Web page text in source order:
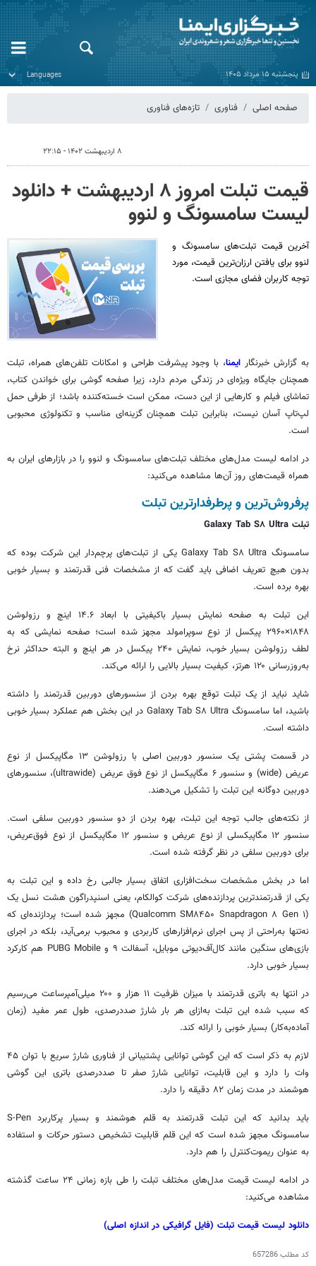
پنجشنبه ۱۵ مرداد ۱۴۰۵
صفحه اصلی فناوری تازه‌های فناوری
۸ اردیبهشت ۱۴۰۲ - ۲۲:۱۵
قیمت تبلت امروز ۸ اردیبهشت + دانلود
لیست سامسونگ و لنوو
آخرین قیمت تبلت‌های سامسونگ و
لنوو برای یافتن ارزان‌ترین قیمت، مورد
توجه کاربران فضای مجازی است.
به گزارش خبرنگار ایمنا، با وجود پیشرفت طراحی و امکانات تلفن‌های همراه، تبلت
همچنان جایگاه ویژه‌ای در زندگی مردم دارد، زیرا صفحه گوشی برای خواندن کتاب،
تماشای فیلم و کارهایی از این دست، ممکن است خسته‌کننده باشد؛ از طرفی حمل
لپ‌تاپ آسان نیست، بنابراین تبلت همچنان گزینه‌ای مناسب و تکنولوژی محبوبی
است.
در ادامه لیست مدل‌های مختلف تبلت‌های سامسونگ و لنوو را در بازارهای ایران به
همراه قیمت‌های روز آن‌ها مشاهده می‌کنید:
پرفروش‌ترین و پرطرفدارترین تبلت‌
تبلت Galaxy Tab S۸ Ultra
سامسونگ Galaxy Tab S۸ Ultra یکی از تبلت‌های پرچم‌دار این شرکت بوده که
بدون هیچ تعریف اضافی باید گفت که از مشخصات فنی قدرتمند و بسیار خوبی
بهره برده است.
این تبلت به صفحه نمایش بسیار باکیفیتی با ابعاد ۱۴.۶ اینچ و رزولوشن
۱۸۴۸×۲۹۶۰ پیکسل از نوع
سوپرامولد مجهز شده است؛ صفحه نمایشی که به
لطف رزولوشن بسیار خوب، نمایش ۲۴۰ پیکسل در هر اینچ و البته حداکثر نرخ
به‌روزرسانی ۱۲۰ هرتز، کیفیت بسیار بالایی را ارائه می‌کند.
شاید نباید از یک تبلت توقع بهره بردن از سنسورهای دوربین قدرتمند را داشته
باشید، اما سامسونگ Galaxy Tab S۸ Ultra در این بخش هم عملکرد بسیار خوبی
داشته است.
در قسمت پشتی یک سنسور دوربین اصلی با رزولوشن ۱۳ مگاپیکسل از نوع
عریض (wide) و سنسور ۶ مگاپیکسل از نوع فوق عریض (ultrawide)، سنسورهای
دوربین دوگانه این تبلت را تشکیل می‌دهند.
از نکته‌های جالب توجه این تبلت، بهره بردن از دو سنسور دوربین سلفی است.
سنسور ۱۲ مگاپیکسلی از نوع عریض و سنسور ۱۲ مگاپیکسل از نوع فوق‌عریض،
برای دوربین سلفی در نظر گرفته شده است.
اما در بخش مشخصات سخت‌افزاری اتفاق بسیار جالبی رخ داده و این تبلت به
یکی از قدرتمندترین پردازنده‌های شرکت کوالکام، یعنی اسنپدراگونهشت نسل یک
(Qualcomm SM۸۴۵۰ Snapdragon ۸ Gen ۱) مجهز شده است؛ پردازنده‌ای که
نه‌تنها به‌راحتی از پس اجرای نرم‌افزارهای کاربردی و محبوب برمی‌آید، بلکه در اجرای
بازی‌های سنگین مانندکال‌آف‌دیوتی
موبایل، آسفالت ۹ و PUBG Mobile هم کارکرد
بسیار خوبی دارد.
در انتها به باتری قدرتمند با میزان ظرفیت ۱۱ هزار و ۲۰۰ میلی‌آمپرساعت می‌رسیم
که سبب شده این تبلت به‌ازای هر بار شارژ صددرصدی، طول عمر مفید (زمان
آماده‌به‌کار) بسیار خوبی را ارائه کند.
لازم به ذکر است که این گوشی توانایی پشتیبانی از فناوری شارژ سریع با توان ۴۵
وات را دارد و این قابلیت، توانایی شارژ صفر تا صددرصدی باتری این گوشی
هوشمند در مدت زمان ۸۲ دقیقه را دارد.
باید بدانید که این تبلت قدرتمند به قلم هوشمند و بسیار پرکاربرد S-Pen
سامسونگ مجهز شده است که این قلم قابلیت تشخیص دستور حرکات و استفاده
به عنوان ریموت‌کنترل را هم دارد.
در ادامه لیست قیمت مدل‌های مختلف تبلت را طی بازه زمانی ۲۴ ساعت گذشته
مشاهده می‌کنید:
دانلود لیست قیمت تبلت (فایل گرافیکی در اندازه اصلی)
کد مطلب657286